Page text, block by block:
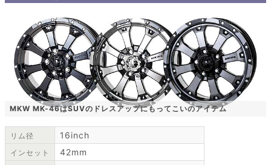
MKW MK-46はSUVのドレスアップにもってこいのアイテム
リム径 16inch
インセット 42mm